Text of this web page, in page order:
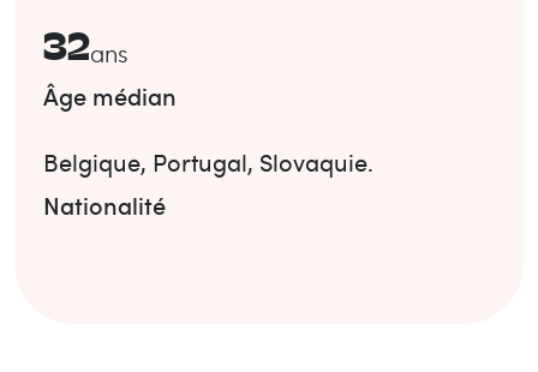
32ans
Âge médian
Belgique, Portugal, Slovaquie.
Nationalité